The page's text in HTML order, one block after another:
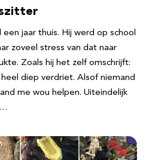
jaar thuis. Hij werd op school
zoveel stress van dat naar
Zoals hij het zelf omschrijft:
diep verdriet. Alsof niemand
me wou helpen. Uiteindelijk